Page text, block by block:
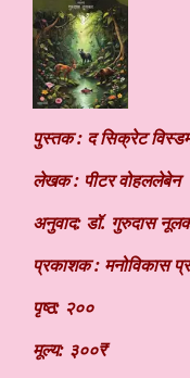
पुस्तक : द सिक्रेट
लेखक : पीटर वोहललेबेन
अनुवाद: डॉ. गुरुदास
प्रकाशक : मनोविकास
पृष्ठ: २००
मूल्य: ३००₹